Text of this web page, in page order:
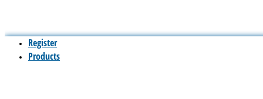
Register
Products